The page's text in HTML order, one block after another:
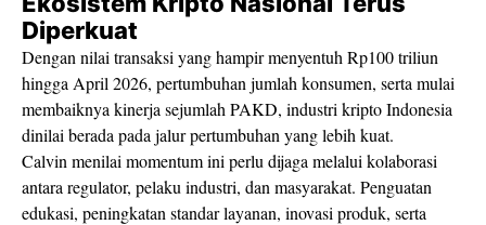
Diperkuat
Dengan nilai transaksi yang hampir menyentuh Rp100 triliun
hingga April 2026, pertumbuhan jumlah konsumen, serta mulai
membaiknya kinerja sejumlah PAKD, industri kripto Indonesia
dinilai berada pada jalur pertumbuhan yang lebih kuat.
Calvin menilai momentum ini perlu dijaga melalui kolaborasi
antara regulator, pelaku industri, dan masyarakat. Penguatan
edukasi, peningkatan standar layanan, inovasi produk, serta